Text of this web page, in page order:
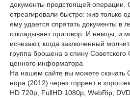
документы предстоящей операции.
отреагировали быстро: жив только
ему удается спрятать документы в
откладывает приговор. И немцы, и
исчезают, когда заключенный
группа брошена в спину
ценного информатора
На нашем сайте вы можете скачать
нора (2012) через торрент в
HD 720p, FullHD 1080p, WebRip,